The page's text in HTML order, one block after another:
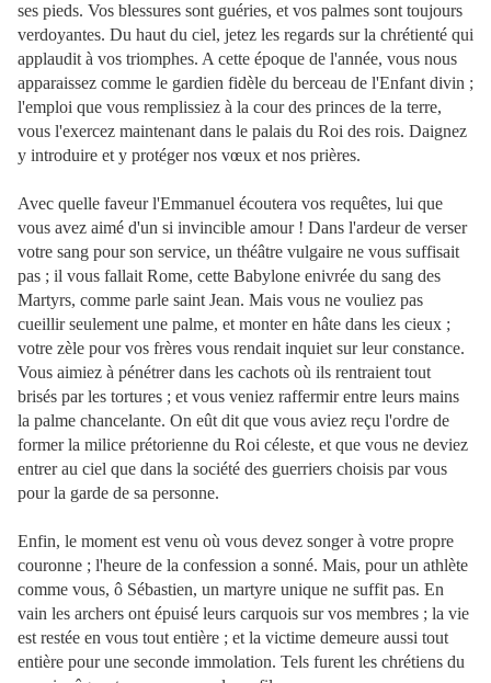
ses pieds. Vos blessures sont guéries, et vos palmes sont toujours
verdoyantes. Du haut du ciel, jetez les regards sur la chrétienté qui
applaudit à vos triomphes. A cette époque de l'année, vous nous
apparaissez comme le gardien fidèle du berceau de l'Enfant divin ;
l'emploi que vous remplissiez à la cour des princes de la terre,
vous l'exercez maintenant dans le palais du Roi des rois. Daignez
y introduire et y protéger nos vœux et nos prières.
Avec quelle faveur l'Emmanuel écoutera vos requêtes, lui que
vous avez aimé d'un si invincible amour ! Dans l'ardeur de verser
votre sang pour son service, un théâtre vulgaire ne vous suffisait
pas ; il vous fallait Rome, cette Babylone enivrée du sang des
Martyrs, comme parle saint Jean. Mais vous ne vouliez pas
cueillir seulement une palme, et monter en hâte dans les cieux ;
votre zèle pour vos frères vous rendait inquiet sur leur constance.
Vous aimiez à pénétrer dans les cachots où ils rentraient tout
brisés par les tortures ; et vous veniez raffermir entre leurs mains
la palme chancelante. On eût dit que vous aviez reçu l'ordre de
former la milice prétorienne du Roi céleste, et que vous ne deviez
entrer au ciel que dans la société des guerriers choisis par vous
pour la garde de sa personne.
Enfin, le moment est venu où vous devez songer à votre propre
couronne ; l'heure de la confession a sonné. Mais, pour un athlète
comme vous, ô Sébastien, un martyre unique ne suffit pas. En
vain les archers ont épuisé leurs carquois sur vos membres ; la vie
est restée en vous tout entière ; et la victime demeure aussi tout
entière pour une seconde immolation. Tels furent les chrétiens du